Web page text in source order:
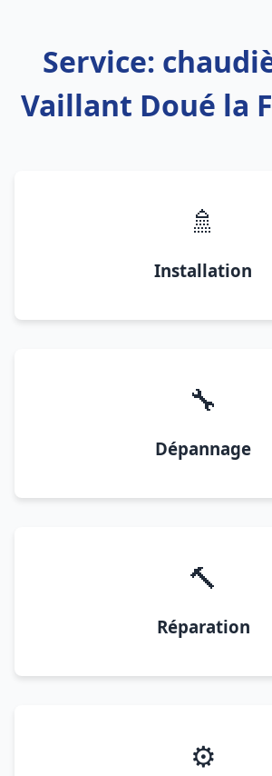
Service:
Vaillant Doué la
🚿
Installation
🔧
Dépannage
🔨
Réparation
⚙️